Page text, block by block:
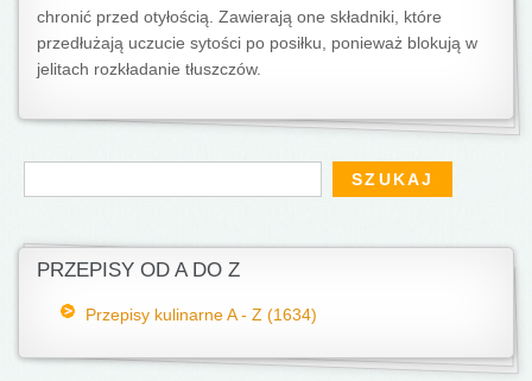
chronić przed otyłością. Zawierają one składniki, które
przedłużają uczucie sytości po posiłku, ponieważ blokują w
jelitach rozkładanie tłuszczów.
Formularz wyszukiwania
Szukaj
PRZEPISY OD A DO Z
Przepisy kulinarne A - Z (1634)